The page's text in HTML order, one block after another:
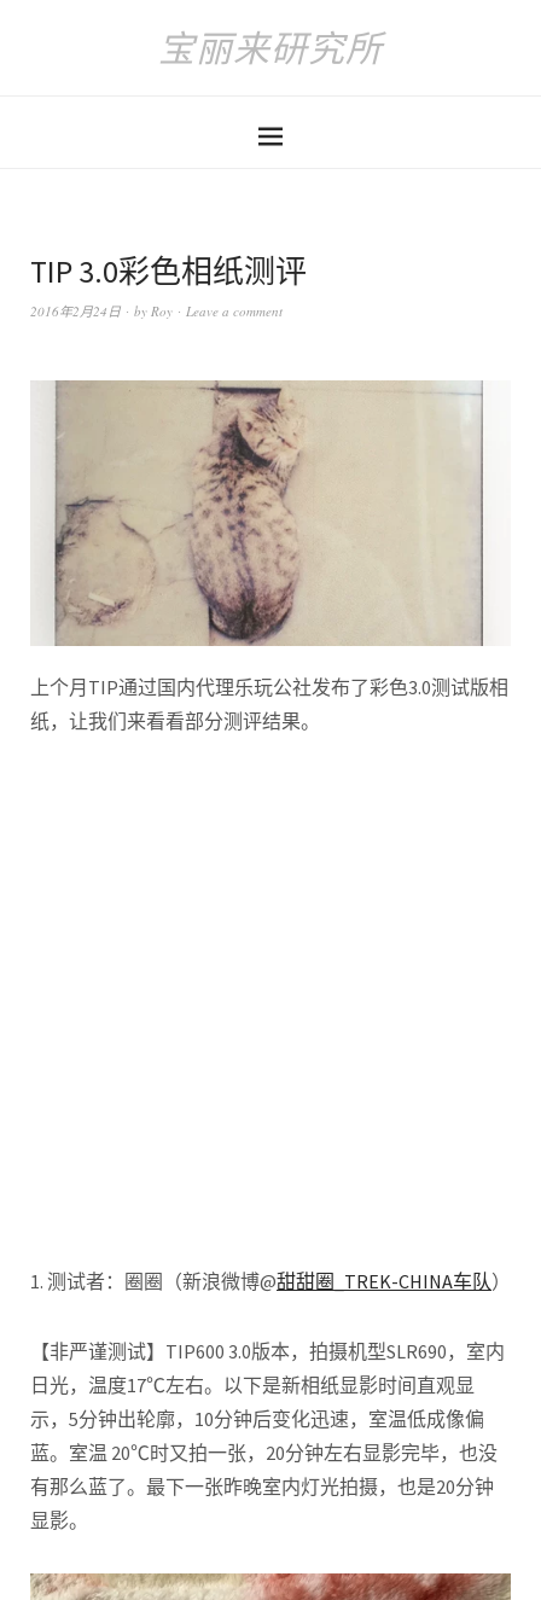
宝丽来研究所
TIP 3.0彩色相纸测评
2016年2月24日 by Roy Leave a comment
上个月TIP通过国内代理乐玩公社发布了彩色3.0测试版相
纸，让我们来看看部分测评结果。
1. 测试者：圈圈（新浪微博@甜甜圈_TREK-CHINA车队）
【非严谨测试】TIP600 3.0版本，拍摄机型SLR690，室内
日光，温度17℃左右。以下是新相纸显影时间直观显
示，5分钟出轮廓，10分钟后变化迅速，室温低成像偏
蓝。室温 20℃时又拍一张，20分钟左右显影完毕，也没
有那么蓝了。最下一张昨晚室内灯光拍摄，也是20分钟
显影。